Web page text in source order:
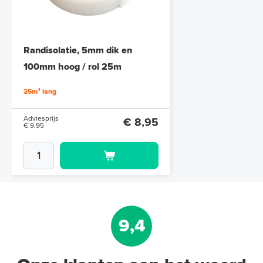
Randisolatie, 5mm dik en
100mm hoog / rol 25m
25m¹ lang
Adviesprijs
€ 9,95
€ 8,95
9,4